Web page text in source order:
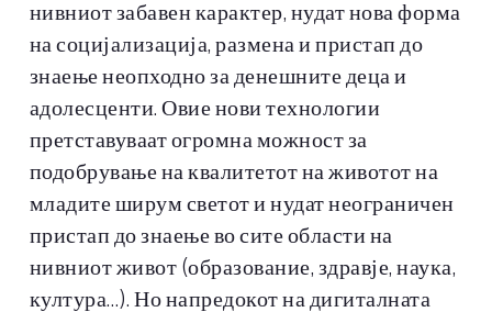
нивниот забавен карактер, нудат нова форма
на социјализација, размена и пристап до
знаење неопходно за денешните деца и
адолесценти. Овие нови технологии
претставуваат огромна можност за
подобрување на квалитетот на животот на
младите ширум светот и нудат неограничен
пристап до знаење во сите области на
нивниот живот (образование, здравје, наука,
култура…). Но напредокот на дигиталната